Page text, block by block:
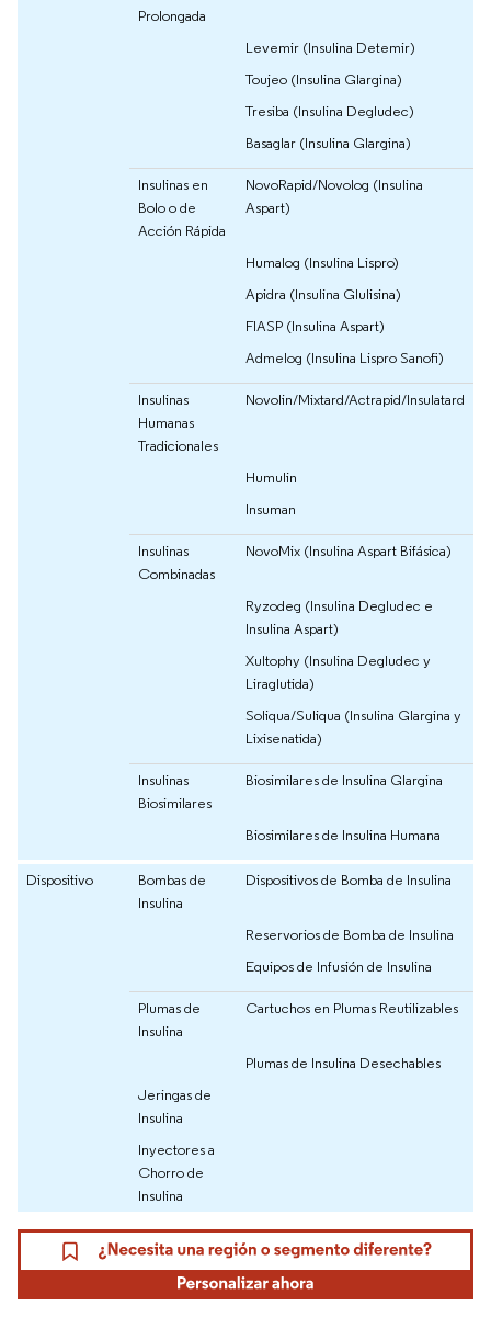
Prolongada
Levemir (Insulina Detemir)
Toujeo (Insulina Glargina)
Tresiba (Insulina Degludec)
Basaglar (Insulina Glargina)
Insulinas en
Bolo o de
Acción Rápida
NovoRapid/Novolog (Insulina
Aspart)
Humalog (Insulina Lispro)
Apidra (Insulina Glulisina)
FIASP (Insulina Aspart)
Admelog (Insulina Lispro Sanofi)
Insulinas
Humanas
Tradicionales
Novolin/Mixtard/Actrapid/Insulatard
Humulin
Insuman
Insulinas
Combinadas
NovoMix (Insulina Aspart Bifásica)
Ryzodeg (Insulina Degludec e
Insulina Aspart)
Xultophy (Insulina Degludec y
Liraglutida)
Soliqua/Suliqua (Insulina Glargina y
Lixisenatida)
Insulinas
Biosimilares
Biosimilares de Insulina Glargina
Biosimilares de Insulina Humana
Dispositivo
Bombas de
Insulina
Dispositivos de Bomba de Insulina
Reservorios de Bomba de Insulina
Equipos de Infusión de Insulina
Plumas de
Insulina
Cartuchos en Plumas Reutilizables
Plumas de Insulina Desechables
Jeringas de
Insulina
Inyectores a
Chorro de
Insulina